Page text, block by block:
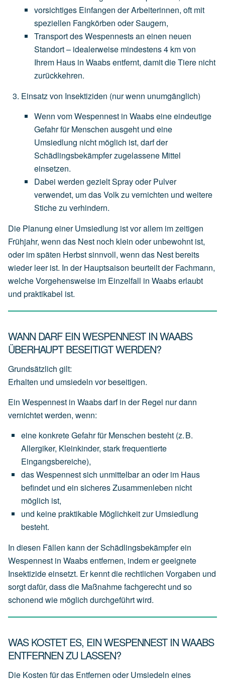
vorsichtiges Einfangen derArbeiterinnen, oft mit
speziellen Fangkörben oderSaugern,
TransportdesWespennestsan einen neuen
Standort– idealerweise mindestens4 kmvon
Ihrem Haus in Waabsentfernt, damitdieTiere nicht
zurückkehren.
Einsatz von Insektiziden (nurwenn unumgänglich)
Wenn vomWespennest in Waabseineeindeutige
Gefahrfür Menschen ausgeht und eine
Umsiedlung nicht möglich ist, darfder
Schädlingsbekämpferzugelassene Mittel
einsetzen.
Dabei werden gezieltSprayoder Pulver
verwendet, umdasVolkzu vernichten und weitere
Stichezu verhindern.
Die Planung einer Umsiedlung ist vor allem im zeitigen
Frühjahr, wenn das Nest noch klein oder unbewohnt ist,
oder im späten Herbst sinnvoll, wenn das Nest bereits
wieder leer ist. In der Hauptsaison beurteilt der Fachmann,
welche Vorgehensweise im Einzelfall in Waabs erlaubt
und praktikabel ist.
WANN DARF EIN WESPENNEST IN WAABS
ÜBERHAUPT BESEITIGT WERDEN?
Grundsätzlich gilt:
Erhalten und umsiedeln vor beseitigen.
Ein Wespennest in Waabs darf in der Regel nur dann
vernichtet werden, wenn:
eine konkrete Gefahr für Menschen besteht (z.B.
Allergiker, Kleinkinder, starkfrequentierte
Eingangsbereiche),
dasWespennestsich unmittelbar an oder im Haus
befindet und ein sicheresZusammenleben nicht
möglich ist,
und keinepraktikable Möglichkeitzur Umsiedlung
besteht.
In diesen Fällen kann der Schädlingsbekämpfer ein
Wespennest in Waabs entfernen, indem er geeignete
Insektizide einsetzt. Er kennt die rechtlichen Vorgaben und
sorgt dafür, dass die Maßnahme fachgerecht und so
schonend wie möglich durchgeführt wird.
WAS KOSTET ES, EIN WESPENNEST IN WAABS
ENTFERNEN ZU LASSEN?
Die Kosten für das Entfernen oder Umsiedeln eines